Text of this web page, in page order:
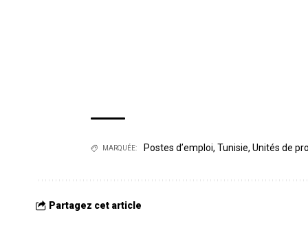
MARQUÉE: Postes d’emploi, Tunisie, Unités de
Partagez cet article